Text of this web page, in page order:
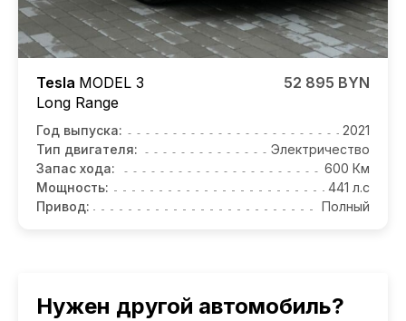
Tesla MODEL 3
Long Range
52 895 BYN
Год выпуска:
2021
Тип двигателя:
Электричество
Запас хода:
600 Км
Мощность:
441 л.с
Привод:
Полный
Нужен другой автомобиль?